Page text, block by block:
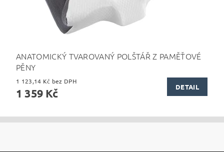
ANATOMICKÝ TVAROVANÝ POLŠTÁŘ Z PAMĚŤOVÉ
PĚNY
1 123,14 Kč bez DPH
1 359 Kč DETAIL